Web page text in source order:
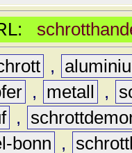
,
, metall ,
,
bonn ,